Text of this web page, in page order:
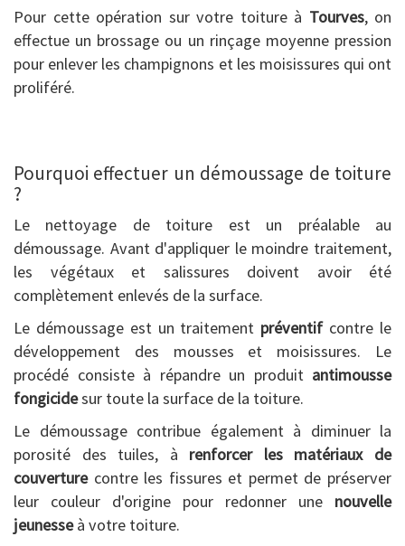
Pour cette opération sur votre toiture à Tourves, on
effectue un brossage ou un rinçage moyenne pression
pour enlever les champignons et les moisissures qui ont
proliféré.
Pourquoi effectuer un démoussage de toiture
?
Le nettoyage de toiture est un préalable au
démoussage. Avant d'appliquer le moindre traitement,
les végétaux et salissures doivent avoir été
complètement enlevés de la surface.
Le démoussage est un traitement préventifcontre le
développement des mousses et moisissures. Le
procédé consiste à répandre un produit antimousse
fongicidesur toute la surface de la toiture.
Le démoussage contribue également à diminuer la
porosité des tuiles, à renforcer les matériaux de
couverturecontre les fissures et permet de préserver
leur couleur d'origine pour redonner une nouvelle
jeunesseà votre toiture.